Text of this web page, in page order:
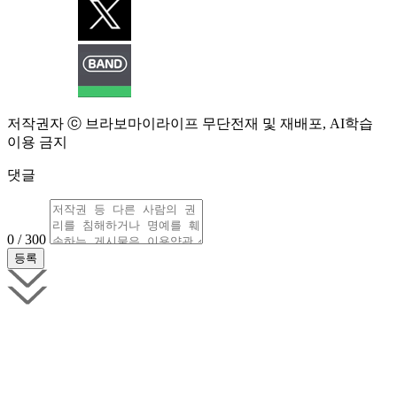
저작권자 ⓒ 브라보마이라이프 무단전재 및 재배포, AI학습
이용 금지
댓글
0 / 300